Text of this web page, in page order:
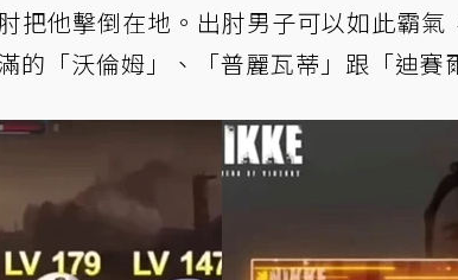
把他擊倒在地。出肘男子可以如此霸氣
的「沃倫姆」、「普麗瓦蒂」跟「迪賽